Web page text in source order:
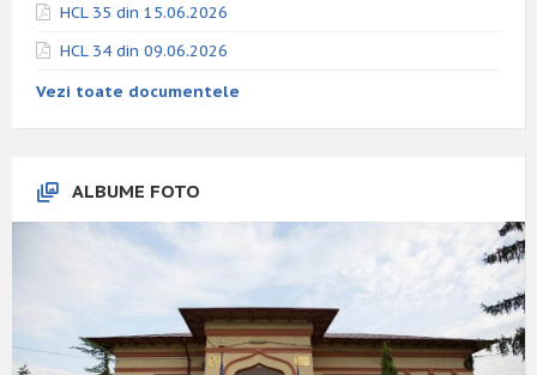
HCL 35 din 15.06.2026
HCL 34 din 09.06.2026
Vezi toate documentele
ALBUME FOTO